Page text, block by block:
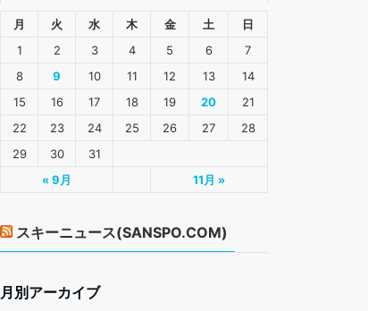
月 火 水 木 金 土 日
« 9月 11月 »
1 2 3 4 5 6
7
8
9 10 11 12 13
14
15
16 17 18 19 20
21
22
23 24 25 26 27
28
29
30 31
スキーニュース(SANSPO.COM)
月別アーカイブ